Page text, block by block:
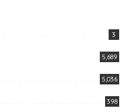
3
5,689
5,036
398